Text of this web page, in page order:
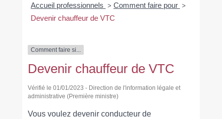
Accueil professionnels > Comment faire pour >
Devenir chauffeur de VTC
Comment faire si...
Devenir chauffeur de VTC
Vérifié le 01/01/2023 - Direction de l'information légale et
administrative (Première ministre)
Vous voulez devenir conducteur de